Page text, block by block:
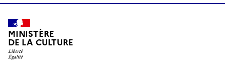
MINISTÈRE
DE LA CULTURE